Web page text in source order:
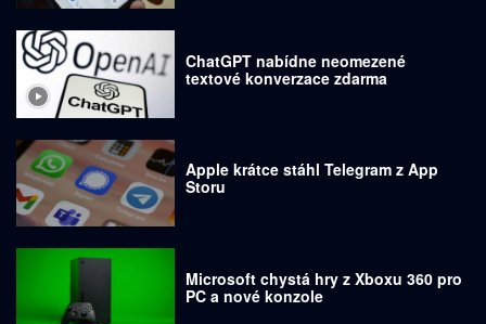
ChatGPT nabídne neomezené
textové konverzace zdarma
Apple krátce stáhl Telegram z App
Storu
Microsoft chystá hry z Xboxu 360 pro
PC a nové konzole